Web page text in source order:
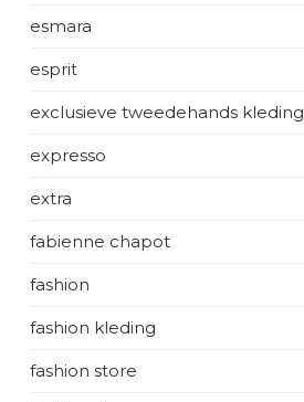
esmara
esprit
exclusieve tweedehands kleding
expresso
extra
fabienne chapot
fashion
fashion kleding
fashion store